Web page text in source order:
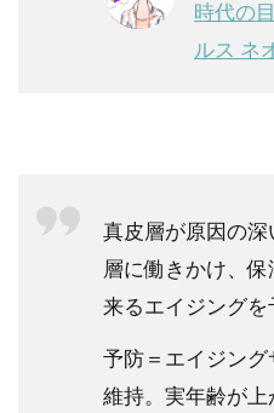
時代の
ルス ネ
真皮層が原因の
層に働きかけ、
来るエイジングを
予防＝エイジン
維持。実年齢が